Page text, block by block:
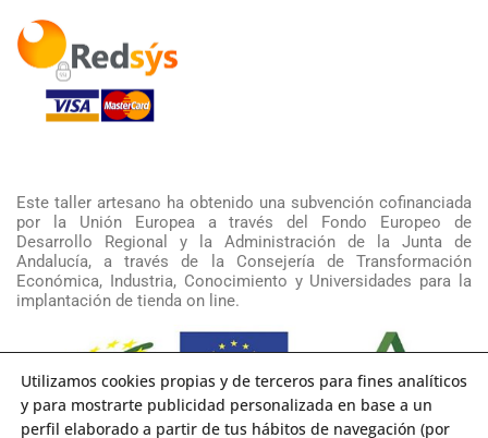
Este taller artesano ha obtenido una subvención cofinanciada
por la Unión Europea a través del Fondo Europeo de
Desarrollo Regional y la Administración de la Junta de
Andalucía, a través de la Consejería de Transformación
Económica, Industria, Conocimiento y Universidades para la
implantación de tienda on line.
Utilizamos cookies propias y de terceros para fines analíticos
y para mostrarte publicidad personalizada en base a un
perfil elaborado a partir de tus hábitos de navegación (por